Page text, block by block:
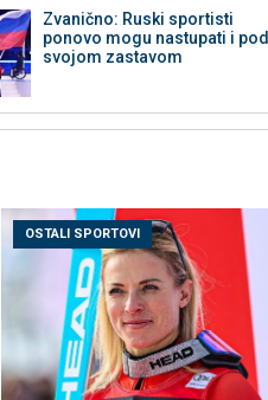
Zvanično: Ruski sportisti
ponovo mogu nastupati i pod
svojom zastavom
OSTALI SPORTOVI